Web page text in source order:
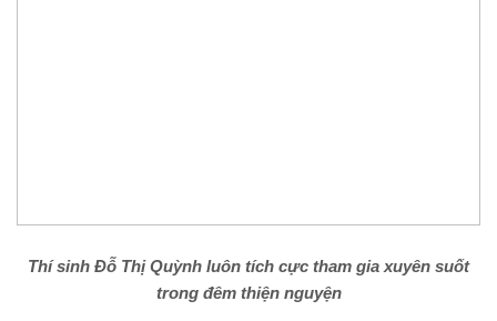
Thí sinh Đỗ Thị Quỳnh luôn tích cực tham gia xuyên suốt
trong đêm thiện nguyện